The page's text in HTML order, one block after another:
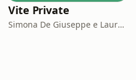
Vite Private
Simona De Giuseppe e Laura Marinaro